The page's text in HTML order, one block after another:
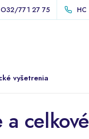
O32/771 27 75 HC
vyšetrenia
a celkové